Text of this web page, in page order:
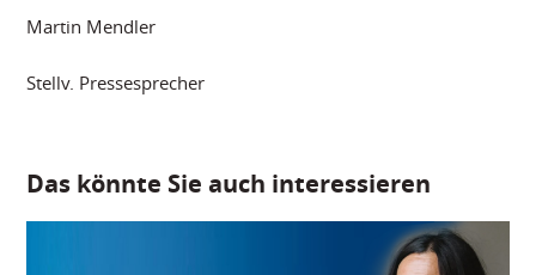
Martin Mendler
Stellv. Pressesprecher
Das könnte Sie auch interessieren